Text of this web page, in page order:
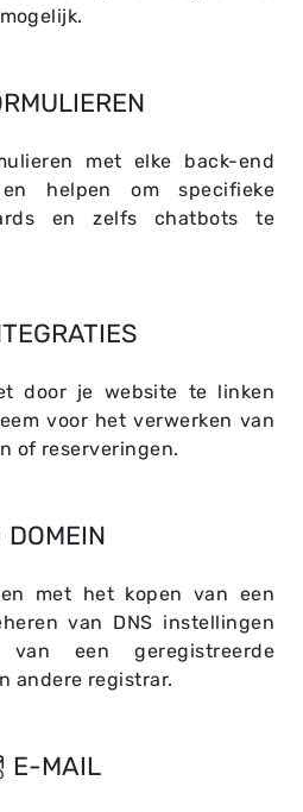
met elke back-end
helpen om specifieke
en zelfs chatbots te
door je website te linken
voor het verwerken van
of reserveringen.
DOMEIN
met het kopen van een
van DNS instellingen
een geregistreerde
andere registrar.
E-MAIL